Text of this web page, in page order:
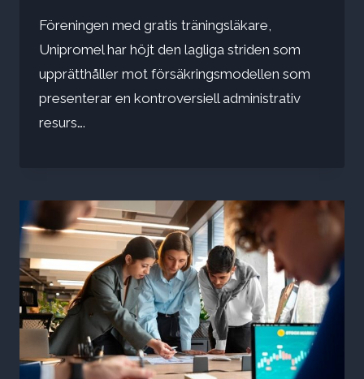
Föreningen med gratis träningsläkare,
Unipromel har höjt den lagliga striden som
upprätthåller mot försäkringsmodellen som
presenterar en kontroversiell administrativ
resurs….